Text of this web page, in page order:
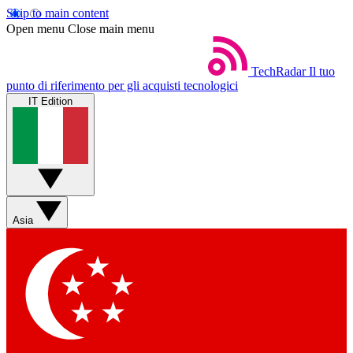
Skip to main content
Open menu Close main menu
TechRadar Il tuo
punto di riferimento per gli acquisti tecnologici
IT Edition
Asia